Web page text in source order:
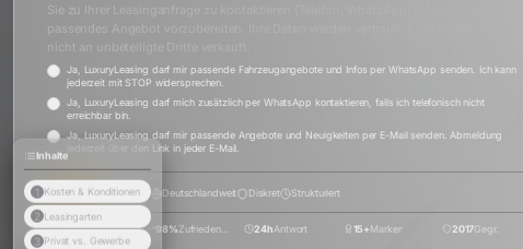
Sie zu Ihrer Leasinganfrage zu kontaktieren (Telefon, WhatsApp, E-Mail) und ein
passendes Angebot vorzubereiten. Ihre Daten werden vertraulich behandelt und
nicht an unbeteiligte Dritte verkauft.
Ja, LuxuryLeasing darf mir passende Fahrzeugangebote und Infos per WhatsApp senden. Ich kann
jederzeit mit STOP widersprechen.
Ja, LuxuryLeasing darf mich zusätzlich per WhatsApp kontaktieren, falls ich telefonisch nicht
erreichbar bin.
Ja, LuxuryLeasing darf mir passende Angebote und Neuigkeiten per E-Mail senden. Abmeldung
jederzeit über den Link in jeder E-Mail.
4.9(60+) Deutschlandweit Diskret Strukturiert
500+Projekte 98% Zufriedenheit 24hAntwort 15+Marken 2017Gegr.
Inhalte
1 Kosten & Konditionen
2 Leasingarten
3 Privat vs. Gewerbe